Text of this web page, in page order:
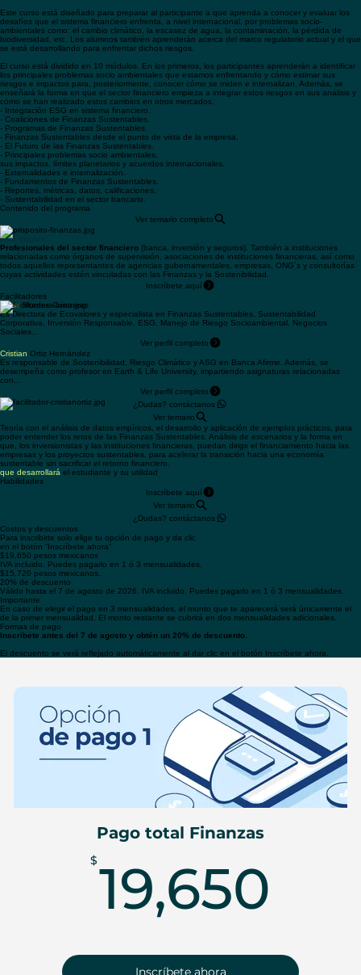
Además, cubrirá diversos aspectos de inversiones sustentables y ofrecerá herramientas de
valuación financiera y análisis de riesgo socio-ambiental para el sector financiero (SARAS), así
como diversas formas de incluir los elementos ESG en la optimización de portafolios.
Este curso está diseñado para preparar al participante a que aprenda a conocer y evaluar los
desafíos que el sistema financiero enfrenta, a nivel internacional, por problemas socio-
ambientales como: el cambio climático, la escasez de agua, la contaminación, la pérdida de
biodiversidad, etc. Los alumnos también aprenderán acerca del marco regulatorio actual y el que
se está desarrollando para enfrentar dichos riesgos.
El curso está dividido en 10 módulos. En los primeros, los participantes aprenderán a identificar
los principales problemas socio ambientales que estamos enfrentando y cómo estimar sus
riesgos e impactos para, posteriormente, conocer cómo se miden e internalizan. Además, se
enseñará la forma en que el sector financiero empieza a integrar estos riesgos en sus análisis y
cómo se han realizado estos cambios en otros mercados.
- Integración ESG en sistema financiero.
- Coaliciones de Finanzas Sustentables.
- Programas de Finanzas Sustentables.
- Finanzas Sustentables desde el punto de vista de la empresa.
- El Futuro de las Finanzas Sustentables.
- Principales problemas socio ambientales,
sus impactos, límites planetarios y acuerdos internacionales.
- Externalidades e internalización.
- Fundamentos de Finanzas Sustentables.
- Reportes, métricas, datos, calificaciones.
- Sustentabilidad en el sector bancario.
Contenido del programa
Ver temario completo
A quién
está dirigido
Profesionales del sector financiero(banca, inversión y seguros). También a instituciones
relacionadas como órganos de supervisión, asociaciones de instituciones financieras, así como
todos aquellos representantes de agencias gubernamentales, empresas, ONG´s y consultorías
cuyas actividades estén vinculadas con las Finanzas y la Sostenibilidad.
Inscríbete aquí
Facilitadores
LuisaMontes Contreras
Es Directora de Ecovalores y especialista en Finanzas Sustentables, Sustentabilidad
Corporativa, Inversión Responsable, ESG, Manejo de Riesgo Socioambiental, Negocios
Sociales...
Ver perfil completo
Cristian
Es responsable de Sostenibilidad, Riesgo Climático y ASG en Banca Afirme. Además, se
desempeña como profesor en Earth & Life University, impartiendo asignaturas relacionadas
con...
Ver perfil completo
¿Dudas? contáctanos
Ver temario
Teoría con el análisis de datos empíricos, el desarrollo y aplicación de ejemplos prácticos, para
poder entender los retos de las Finanzas Sustentables. Análisis de escenarios y la forma en
que, los inversionistas y las instituciones financieras, puedan dirigir el financiamiento hacia las
empresas y los proyectos sustentables, para acelerar la transición hacia una economía
sustentable sin sacrificar el retorno financiero.
el estudiante y su utilidad
Ver temario
Costos y descuentos
Para inscribirte solo elige tu opción de pago y da clic
en el botón “Inscríbete ahora”
$19,650 pesos mexicanos
IVA incluido. Puedes pagarlo en 1 ó 3 mensualidades.
$15,720 pesos mexicanos,
20% de descuento
Válido hasta el 7 de agosto de 2026. IVA incluido. Puedes pagarlo en 1 ó 3 mensualidades.
Importante
En caso de elegir el pago en 3 mensualidades, el monto que te aparecerá será únicamente el
de la primer mensualidad. El monto restante se cubrirá en dos mensualidades adicionales.
Formas de pago
El descuento se verá reflejado automáticamente al dar clic en el botón Inscríbete ahora.
Pago total Finanzas
19,650